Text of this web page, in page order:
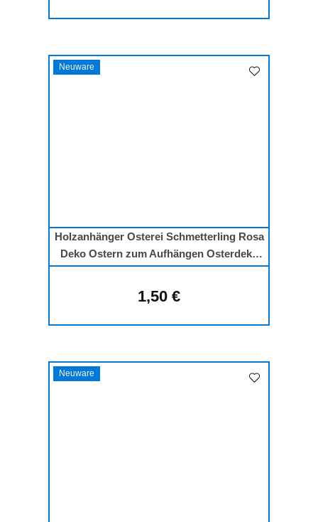
Neuware
Holzanhänger Osterei Schmetterling Rosa
Deko Ostern zum Aufhängen Osterdeko
Holz
Regulärer Preis:
1,50 €
Neuware